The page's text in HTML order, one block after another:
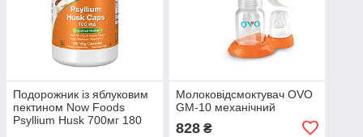
Подорожник із яблуковим
пектином Now Foods
Psyllium Husk 700мг 180
Молоковідсмоктувач OVO
GM-10 механічний
828₴